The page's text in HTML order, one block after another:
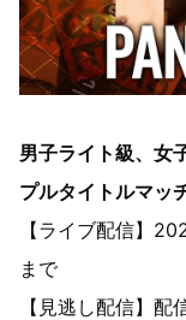
男子ライト級、女
プルタイトルマッ
【ライブ配信】
まで
【見逃し配信】